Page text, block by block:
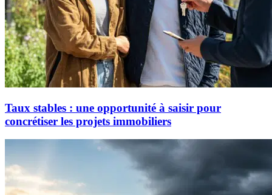
Taux stables : une opportunité à saisir pour
concrétiser les projets immobiliers